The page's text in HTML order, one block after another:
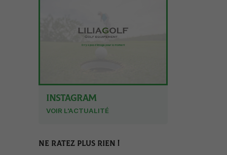
INSTAGRAM
VOIR L'ACTUALITÉ
NE RATEZ PLUS RIEN !